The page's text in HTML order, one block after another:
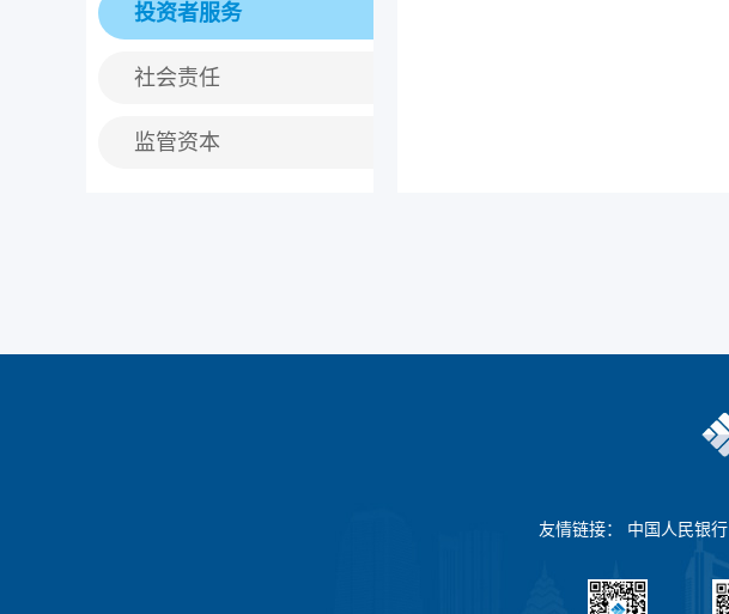
投资者服务
社会责任
监管资本
友情链接： 中国人民银行